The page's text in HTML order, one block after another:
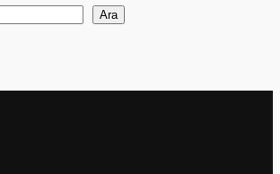
Ara